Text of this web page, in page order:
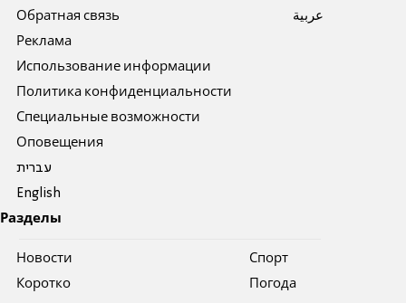
Обратная связь
Реклама
Использование информации
Политика конфиденциальности
Специальные возможности
Оповещения
עברית
English
عربية
Разделы
Новости
Коротко
Спорт
Погода